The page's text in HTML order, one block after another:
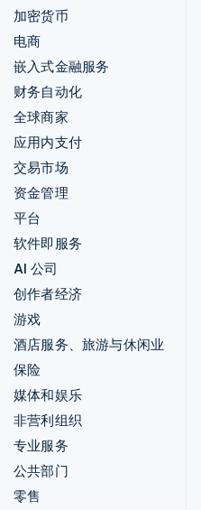
加密货币
电商
嵌入式金融服务
财务自动化
全球商家
应用内支付
交易市场
资金管理
平台
软件即服务
AI 公司
创作者经济
游戏
酒店服务、旅游与休闲业
保险
媒体和娱乐
非营利组织
专业服务
公共部门
零售